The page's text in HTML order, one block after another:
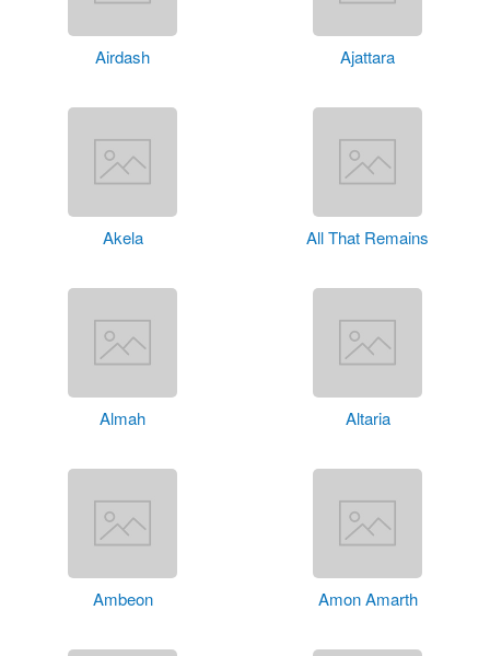
Airdash Ajattara
Akela All That Remains
Almah Altaria
Ambeon Amon Amarth